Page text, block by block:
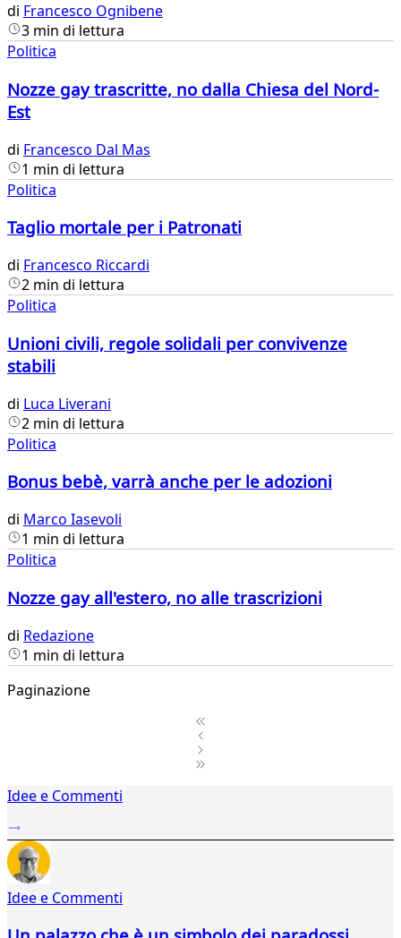
di Francesco Ognibene
3 min di lettura
Politica
Nozze gay trascritte, no dalla Chiesa del Nord-
Est
di Francesco Dal Mas
1 min di lettura
Politica
Taglio mortale per i Patronati
di Francesco Riccardi
2 min di lettura
Politica
Unioni civili, regole solidali per convivenze
stabili
di Luca Liverani
2 min di lettura
Politica
Bonus bebè, varrà anche per le adozioni
di Marco Iasevoli
1 min di lettura
Politica
Nozze gay all'estero, no alle trascrizioni
di Redazione
1 min di lettura
Paginazione
2Idee e Commenti
Idee e Commenti